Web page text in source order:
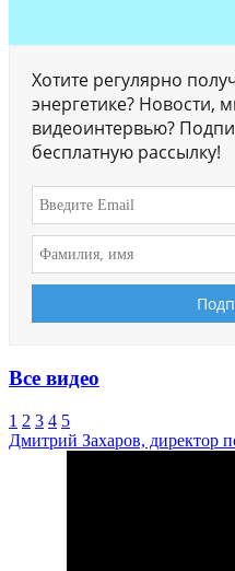
Хотите регулярно
энергетике? Новости,
видеоинтервью?
бесплатную рассылку!
Все видео
1 2 3 4 5
Дмитрий Захаров, директор